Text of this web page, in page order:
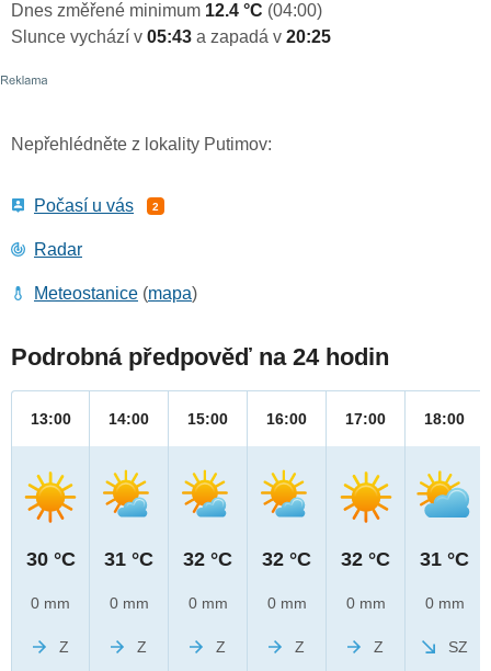
Dnes změřené minimum 12.4 °C (04:00)
Slunce vychází v 05:43 a zapadá v 20:25
Nepřehlédněte z lokality Putimov:
Počasí u vás 2
Radar
Meteostanice (mapa)
Podrobná předpověď na 24 hodin
13:00
30 °C
0 mm
Z
14:00
31 °C
0 mm
Z
15:00
32 °C
0 mm
Z
16:00
32 °C
0 mm
Z
17:00
32 °C
0 mm
Z
18:00
31 °C
0 mm
SZ